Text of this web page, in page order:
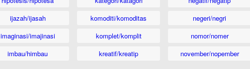
ijazah/ijasah
imaginasi/imajinasi
imbau/himbau
komoditi/komoditas
komplet/komplit
kreatif/kreatip
negeri/negri
nomor/nomer
november/nopember